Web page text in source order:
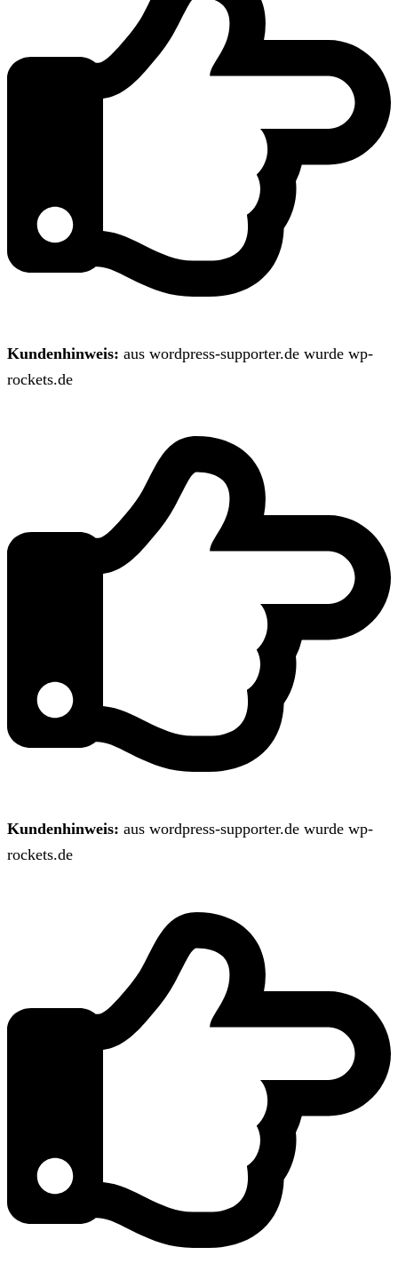
Kundenhinweis: aus wordpress-supporter.de wurde wp-
rockets.de
Kundenhinweis: aus wordpress-supporter.de wurde wp-
rockets.de